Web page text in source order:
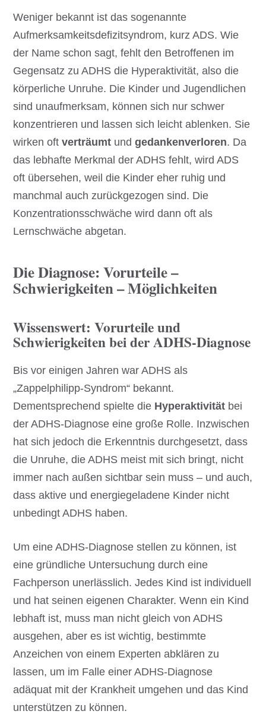
Weniger bekannt ist das sogenannte
Aufmerksamkeitsdefizitsyndrom, kurz ADS. Wie
der Name schon sagt, fehlt den Betroffenen im
Gegensatz zu ADHS die Hyperaktivität, also die
körperliche Unruhe. Die Kinder und Jugendlichen
sind unaufmerksam, können sich nur schwer
konzentrieren und lassen sich leicht ablenken. Sie
wirken oftverträumt undgedankenverloren. Da
das lebhafte Merkmal der ADHS fehlt, wird ADS
oft übersehen, weil die Kinder eher ruhig und
manchmal auch zurückgezogen sind. Die
Konzentrationsschwäche wird dann oft als
Lernschwäche abgetan.
Die Diagnose: Vorurteile –
Schwierigkeiten – Möglichkeiten
Wissenswert: Vorurteile und
Schwierigkeiten bei der ADHS-Diagnose
Bis vor einigen Jahren war ADHS als
„Zappelphilipp-Syndrom“ bekannt.
Dementsprechend spielte die Hyperaktivität bei
der ADHS-Diagnose eine große Rolle. Inzwischen
hat sich jedoch die Erkenntnis durchgesetzt, dass
die Unruhe, die ADHS meist mit sich bringt, nicht
immer nach außen sichtbar sein muss – und auch,
dass aktive und energiegeladene Kinder nicht
unbedingt ADHS haben.
Um eine ADHS-Diagnose stellen zu können, ist
eine gründliche Untersuchung durch eine
Fachperson unerlässlich. Jedes Kind ist individuell
und hat seinen eigenen Charakter. Wenn ein Kind
lebhaft ist, muss man nicht gleich von ADHS
ausgehen, aber es ist wichtig, bestimmte
Anzeichen von einem Experten abklären zu
lassen, um im Falle einer ADHS-Diagnose
adäquat mit der Krankheit umgehen und das Kind
unterstützen zu können.